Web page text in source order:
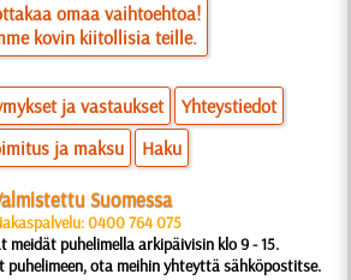
omaa vaihtoehtoa!
kovin kiitollisia teille.
ja vastaukset
Yhteystiedot
ja maksu
Haku
Suomessa
0400 764 075
meidät puhelimella arkipäivisin klo 9 - 15.
puhelimeen, ota meihin yhteyttä sähköpostitse.